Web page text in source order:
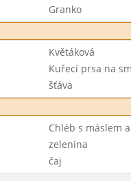
Granko
Květáková
Kuřecí prsa na
šťáva
Chléb s máslem
zelenina
čaj